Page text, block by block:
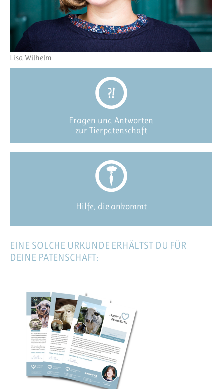
Lisa Wilhelm
Fragen und Antworten
zur Tierpatenschaft
Hilfe, die ankommt
EINE SOLCHE URKUNDE ERHÄLTST DU FÜR
DEINE PATENSCHAFT: